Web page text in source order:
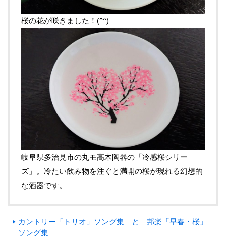
桜の花が咲きました！(^^)
岐阜県多治見市の丸モ高木陶器の「冷感桜シリー
ズ」。冷たい飲み物を注ぐと満開の桜が現れる幻想的
な酒器です。
カントリー「トリオ」ソング集 と 邦楽「早春・桜」
ソング集